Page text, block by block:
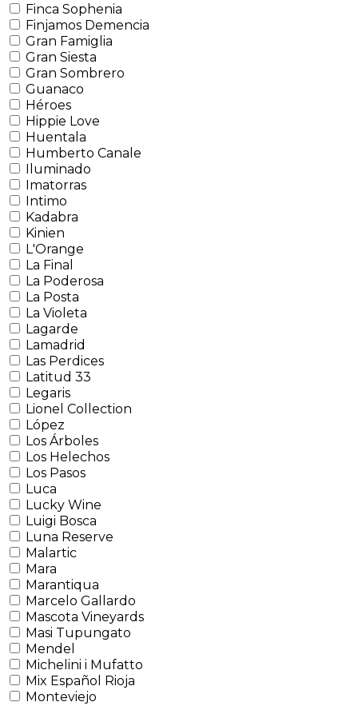
Finca Sophenia
Finjamos Demencia
Gran Famiglia
Gran Siesta
Gran Sombrero
Guanaco
Héroes
Hippie Love
Huentala
Humberto Canale
Iluminado
Imatorras
Intimo
Kadabra
Kinien
L'Orange
La Final
La Poderosa
La Posta
La Violeta
Lagarde
Lamadrid
Las Perdices
Latitud 33
Legaris
Lionel Collection
López
Los Árboles
Los Helechos
Los Pasos
Luca
Lucky Wine
Luigi Bosca
Luna Reserve
Malartic
Mara
Marantiqua
Marcelo Gallardo
Mascota Vineyards
Masi Tupungato
Mendel
Michelini i Mufatto
Mix Español Rioja
Monteviejo